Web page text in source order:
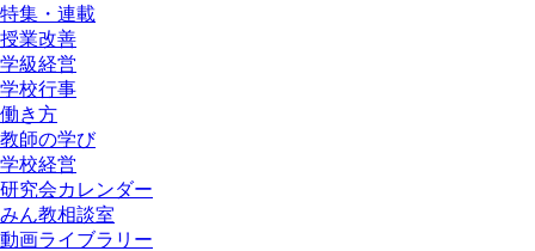
特集・連載
授業改善
学級経営
学校行事
働き方
教師の学び
学校経営
研究会カレンダー
みん教相談室
動画ライブラリー